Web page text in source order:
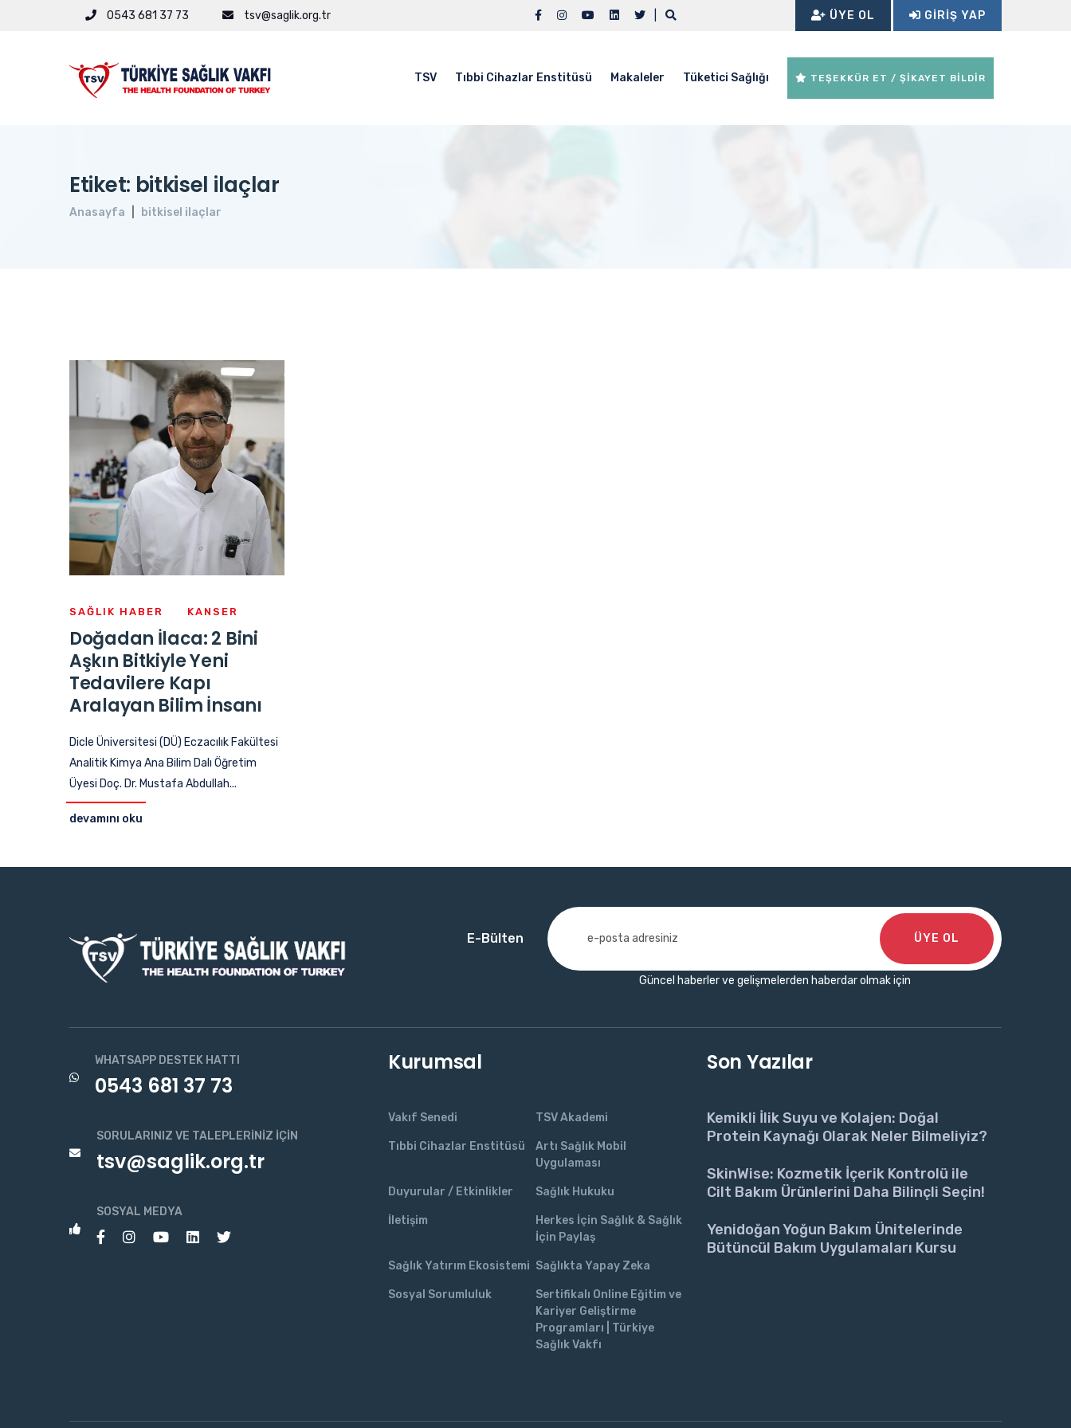
0543 681 37 73 tsv@saglik.org.tr ÜYE OL GIRIŞ YAP
TSV Tıbbi Cihazlar Enstitüsü Makaleler Tüketici Sağlığı TEŞEKKÜR ET / ŞİKAYET BİLDİR
Etiket: bitkisel ilaçlar
Anasayfa bitkisel ilaçlar
SAĞLIK HABER KANSER
Doğadan İlaca: 2 Bini
Aşkın Bitkiyle Yeni
Tedavilere Kapı
Aralayan Bilim İnsanı
Dicle Üniversitesi (DÜ) Eczacılık Fakültesi
Analitik Kimya Ana Bilim Dalı Öğretim
Üyesi Doç. Dr. Mustafa Abdullah...
devamını oku
E-Bülten
Güncel haberler ve gelişmelerden haberdar olmak için
ÜYE OL
WHATSAPP DESTEK HATTI
0543 681 37 73
SORULARINIZ VE TALEPLERINIZ İÇIN
tsv@saglik.org.tr
SOSYAL MEDYA
Kurumsal
Vakıf Senedi TSV Akademi
Tıbbi Cihazlar Enstitüsü
Artı Sağlık Mobil
Uygulaması
Duyurular / Etkinlikler Sağlık Hukuku
İletişim
Herkes İçin Sağlık & Sağlık
İçin Paylaş
Sağlık Yatırım Ekosistemi Sağlıkta Yapay Zeka
Sosyal Sorumluluk
Sertifikalı Online Eğitim ve
Kariyer Geliştirme
Programları | Türkiye
Sağlık Vakfı
Son Yazılar
Kemikli İlik Suyu ve Kolajen: Doğal
Protein Kaynağı Olarak Neler Bilmeliyiz?
SkinWise: Kozmetik İçerik Kontrolü ile
Cilt Bakım Ürünlerini Daha Bilinçli Seçin!
Yenidoğan Yoğun Bakım Ünitelerinde
Bütüncül Bakım Uygulamaları Kursu